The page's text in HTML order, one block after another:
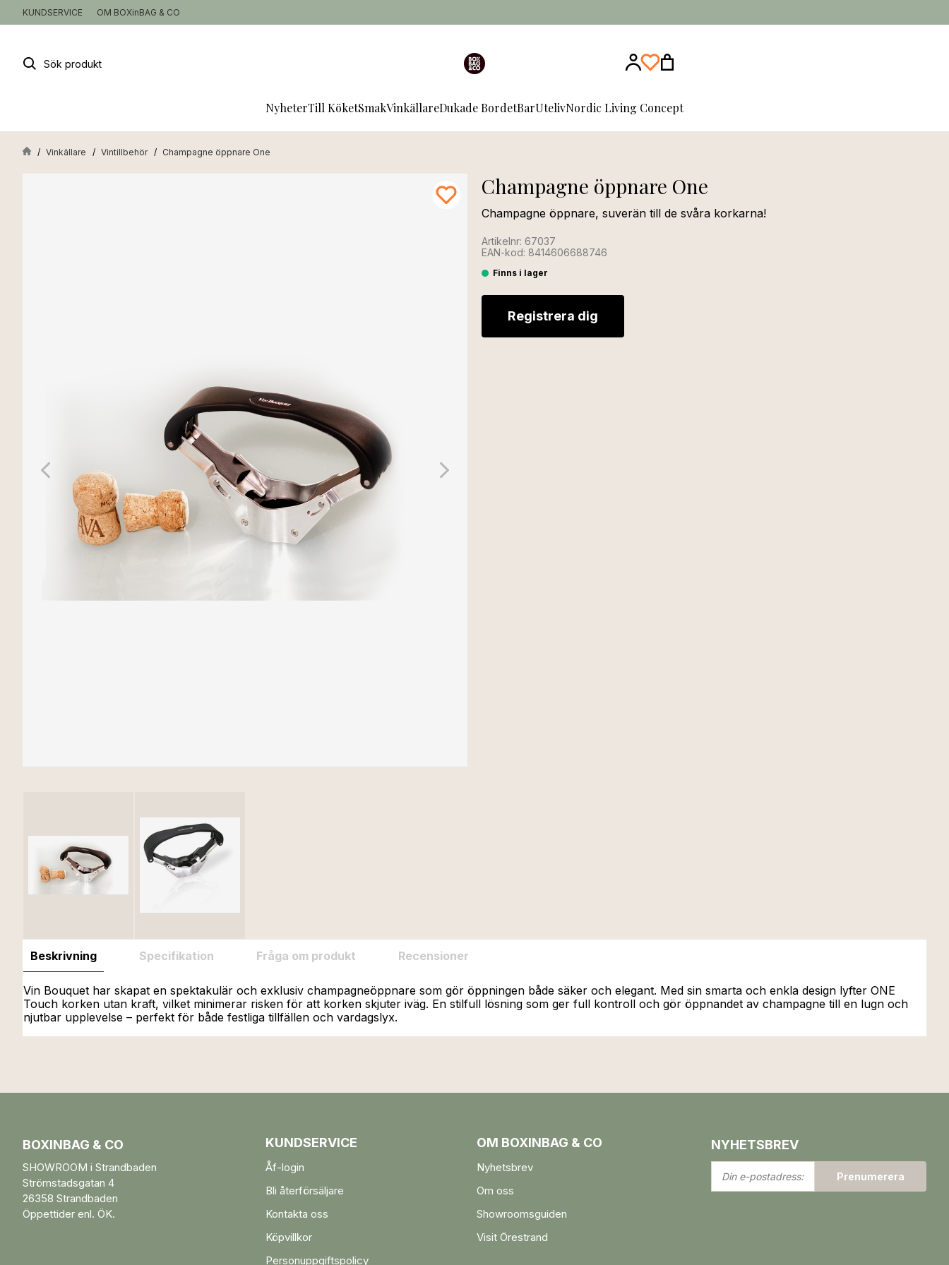
KUNDSERVICE OM BOXinBAG & CO
Sök
NyheterTill KöketSmakVinkällareDukade BordetBarUtelivNordic Living Concept
Vinkällare Vintillbehör Champagne öppnare One
Champagne öppnare One
Champagne öppnare, suverän till de svåra korkarna!
Artikelnr: 67037
EAN-kod: 8414606688746
Finns i lager
Registrera dig
Beskrivning Specifikation Fråga om produkt Recensioner
Vin Bouquet har skapat en spektakulär och exklusiv champagneöppnare som gör öppningen både säker och elegant. Med sin smarta och enkla design lyfter ONE
Touch korken utan kraft, vilket minimerar risken för att korken skjuter iväg. En stilfull lösning som ger full kontroll och gör öppnandet av champagne till en lugn och
njutbar upplevelse – perfekt för både festliga tillfällen och vardagslyx.
BOXINBAG & CO
SHOWROOM i Strandbaden
Strömstadsgatan 4
26358 Strandbaden
Öppettider enl. ÖK.
KUNDSERVICE
Åf-login
Bli återförsäljare
Kontakta oss
Köpvillkor
Personuppgiftspolicy
OM BOXINBAG & CO
Nyhetsbrev
Om oss
Showroomsguiden
Visit Örestrand
NYHETSBREV
Din
e-
Prenumerera